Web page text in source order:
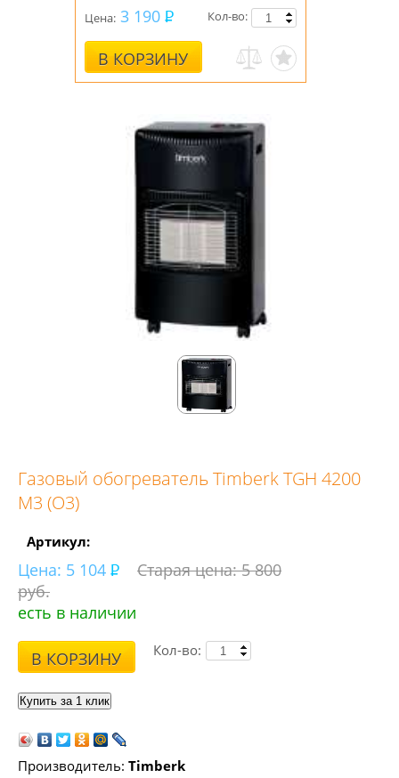
Цена: 3 190
В КОРЗИНУ
Кол-во:
Газовый обогреватель Timberk TGH 4200
M3 (О3)
Артикул:
Цена: 5 104
Старая цена: 5 800
руб.
есть в наличии
В КОРЗИНУ Кол-во:
Производитель: Timberk